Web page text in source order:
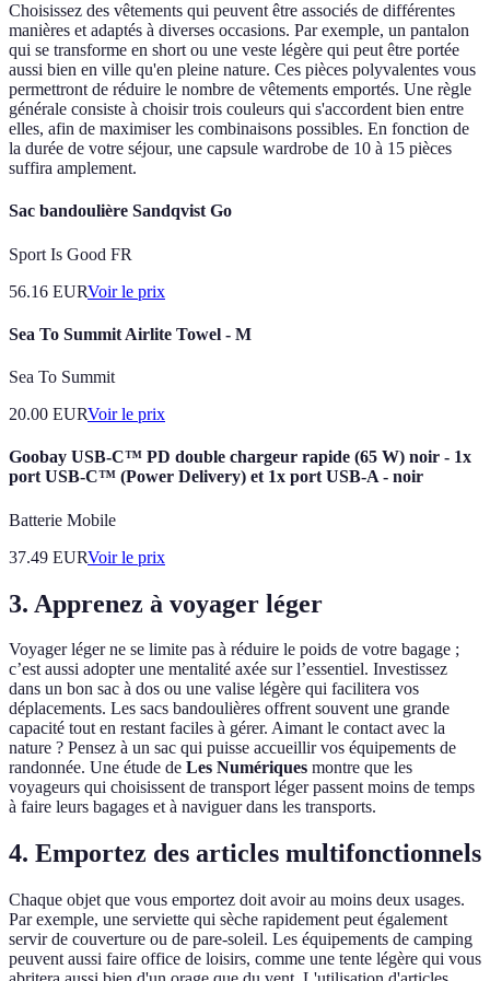
Choisissez des vêtements qui peuvent être associés de différentes
manières et adaptés à diverses occasions. Par exemple, un pantalon
qui se transforme en short ou une veste légère qui peut être portée
aussi bien en ville qu'en pleine nature. Ces pièces polyvalentes vous
permettront de réduire le nombre de vêtements emportés. Une règle
générale consiste à choisir trois couleurs qui s'accordent bien entre
elles, afin de maximiser les combinaisons possibles. En fonction de
la durée de votre séjour, une capsule wardrobe de 10 à 15 pièces
suffira amplement.
Sac bandoulière Sandqvist Go
Sport Is Good FR
56.16 EURVoir le prix
Sea To Summit Airlite Towel - M
Sea To Summit
20.00 EURVoir le prix
Goobay USB-C™ PD double chargeur rapide (65 W) noir - 1x
port USB-C™ (Power Delivery) et 1x port USB-A - noir
Batterie Mobile
37.49 EURVoir le prix
3. Apprenez à voyager léger
Voyager léger ne se limite pas à réduire le poids de votre bagage ;
c’est aussi adopter une mentalité axée sur l’essentiel. Investissez
dans un bon sac à dos ou une valise légère qui facilitera vos
déplacements. Les sacs bandoulières offrent souvent une grande
capacité tout en restant faciles à gérer. Aimant le contact avec la
nature ? Pensez à un sac qui puisse accueillir vos équipements de
randonnée. Une étude de Les Numériques montre que les
voyageurs qui choisissent de transport léger passent moins de temps
à faire leurs bagages et à naviguer dans les transports.
4. Emportez des articles multifonctionnels
Chaque objet que vous emportez doit avoir au moins deux usages.
Par exemple, une serviette qui sèche rapidement peut également
servir de couverture ou de pare-soleil. Les équipements de camping
peuvent aussi faire office de loisirs, comme une tente légère qui vous